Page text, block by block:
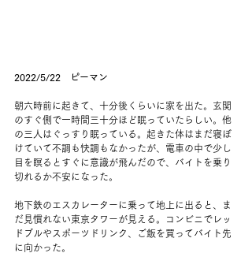
2022/5/22　ピーマン
朝六時前に起きて、十分後くらいに家を出た。玄関
のすぐ側で一時間三十分ほど眠っていたらしい。他
の三人はぐっすり眠っている。起きた体はまだ寝ぼ
けていて不調も快調もなかったが、電車の中で少し
目を瞑るとすぐに意識が飛んだので、バイトを乗り
切れるか不安になった。
地下鉄のエスカレーターに乗って地上に出ると、ま
だ見慣れない東京タワーが見える。コンビニでレッ
ドブルやスポーツドリンク、ご飯を買ってバイト先
に向かった。